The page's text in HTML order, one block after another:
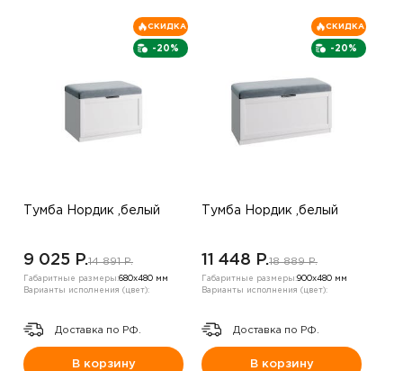
-20%
СКИДКА
Тумба Нордик ,белый
9 025 P.14 891 P.
Габаритные размеры:680х480 мм
Варианты исполнения (цвет):
Доставка по РФ.
В корзину
-20%
СКИДКА
Тумба Нордик ,белый
11 448 P.18 889 P.
Габаритные размеры:900х480 мм
Варианты исполнения (цвет):
Доставка по РФ.
В корзину